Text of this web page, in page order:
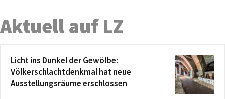
Aktuell auf LZ
Licht ins Dunkel der Gewölbe:
Völkerschlachtdenkmal hat neue
Ausstellungsräume erschlossen